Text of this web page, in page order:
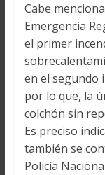
Cabe
Emergencia
el primer
en el segundo
por lo que, la
colchón sin
Es preciso
también se
Policía